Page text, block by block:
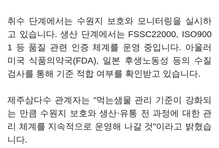
취수 단계에서는 수원지 보호와 모니터링을 실시하
고 있습니다. 생산 단계에서는 FSSC22000, ISO900
1 등 품질 관련 인증 체계를 운영 중입니다. 아울러
미국 식품의약국(FDA), 일본 후생노동성 등의 수질
검사를 통해 기준 적합 여부를 확인받고 있습니다.
제주삼다수 관계자는 "먹는샘물 관리 기준이 강화되
는 만큼 수원지 보호와 생산·유통 전 과정에 대한 관
리 체계를 지속적으로 운영해 나갈 것"이라고 밝혔습
니다.